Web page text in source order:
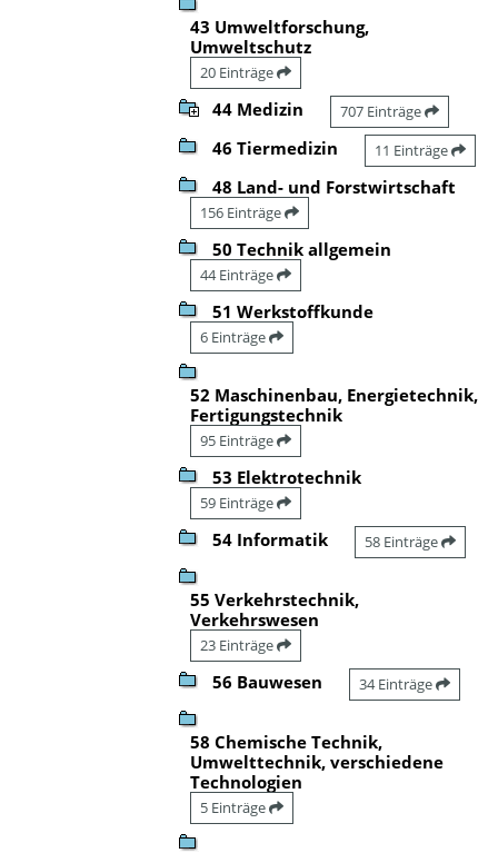
43 Umweltforschung,
Umweltschutz
20 Einträge
44 Medizin 707 Einträge
46 Tiermedizin 11 Einträge
48 Land- und Forstwirtschaft
156 Einträge
50 Technik allgemein
44 Einträge
51 Werkstoffkunde
6 Einträge
52 Maschinenbau, Energietechnik,
Fertigungstechnik
95 Einträge
53 Elektrotechnik
59 Einträge
54 Informatik 58 Einträge
55 Verkehrstechnik,
Verkehrswesen
23 Einträge
56 Bauwesen 34 Einträge
58 Chemische Technik,
Umwelttechnik, verschiedene
Technologien
5 Einträge